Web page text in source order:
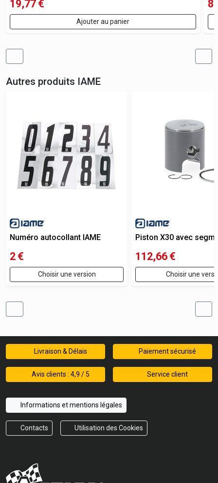
19,77 €
Ajouter au panier
Autres produits IAME
Numéro autocollant IAME
2 €
Choisir une version
Piston X30 avec
112,66 €
Choisir une
Livraison & Délais Paiement sécurisé
Avis clients : 4,9 / 5 Service client
Informations et mentions légales
Contacts Utilisation des Cookies